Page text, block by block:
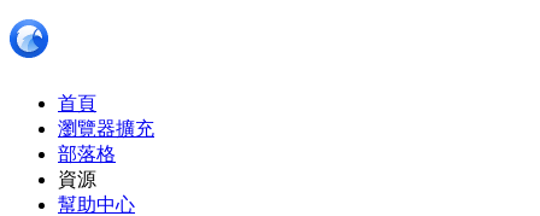
首頁
瀏覽器擴充
部落格
資源
幫助中心